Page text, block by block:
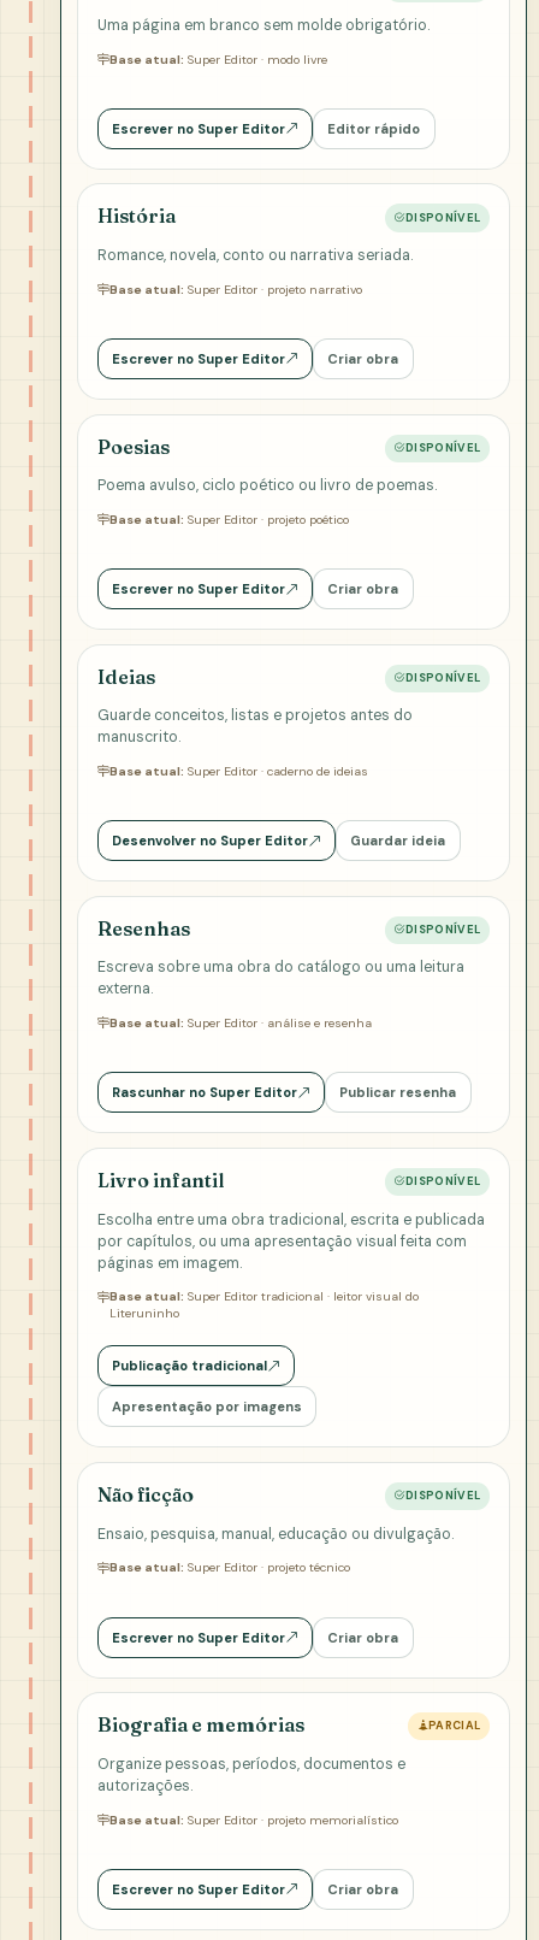
Uma página em branco sem molde obrigatório.
Base atual: Super Editor · modo livre
Escrever no Super Editor Editor rápido
História DISPONÍVEL
Romance, novela, conto ou narrativa seriada.
Base atual: Super Editor · projeto narrativo
Escrever no Super Editor Criar obra
Poesias DISPONÍVEL
Poema avulso, ciclo poético ou livro de poemas.
Base atual: Super Editor · projeto poético
Escrever no Super Editor Criar obra
Ideias DISPONÍVEL
Guarde conceitos, listas e projetos antes do
manuscrito.
Base atual: Super Editor · caderno de ideias
Desenvolver no Super Editor Guardar ideia
Resenhas DISPONÍVEL
Escreva sobre uma obra do catálogo ou uma leitura
externa.
Base atual: Super Editor · análise e resenha
Rascunhar no Super Editor Publicar resenha
Livro infantil DISPONÍVEL
Escolha entre uma obra tradicional, escrita e publicada
por capítulos, ou uma apresentação visual feita com
páginas em imagem.
Base atual: Super Editor tradicional · leitor visual do
Literuninho
Publicação tradicional
Apresentação por imagens
Não ficção DISPONÍVEL
Ensaio, pesquisa, manual, educação ou divulgação.
Base atual: Super Editor · projeto técnico
Escrever no Super Editor Criar obra
Biografia e memórias PARCIAL
Organize pessoas, períodos, documentos e
autorizações.
Base atual: Super Editor · projeto memorialístico
Escrever no Super Editor Criar obra